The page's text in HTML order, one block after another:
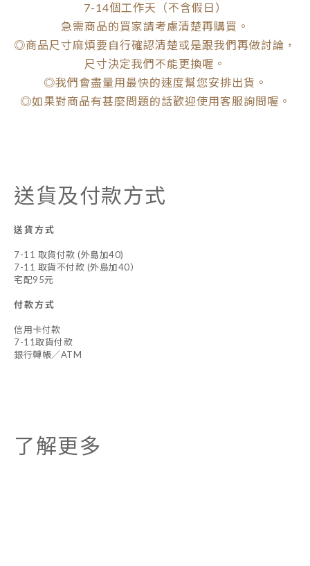
7-14個工作天（不含假日）
急需商品的買家請考慮清楚再購買。
◎商品尺寸麻煩要自行確認清楚或是跟我們再做討論，
尺寸決定我們不能更換喔。
◎我們會盡量用最快的速度幫您安排出貨。
◎如果對商品有甚麼問題的話歡迎使用客服詢問喔。
送貨及付款方式
送貨方式
7-11 取貨付款 (外島加40)
7-11 取貨不付款 (外島加40）
宅配95元
付款方式
信用卡付款
7-11取貨付款
銀行轉帳／ATM
了解更多